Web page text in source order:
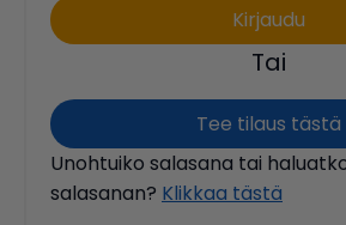
Tai
Tee tilaus tästä
Unohtuiko salasana tai
salasanan? Klikkaa tästä